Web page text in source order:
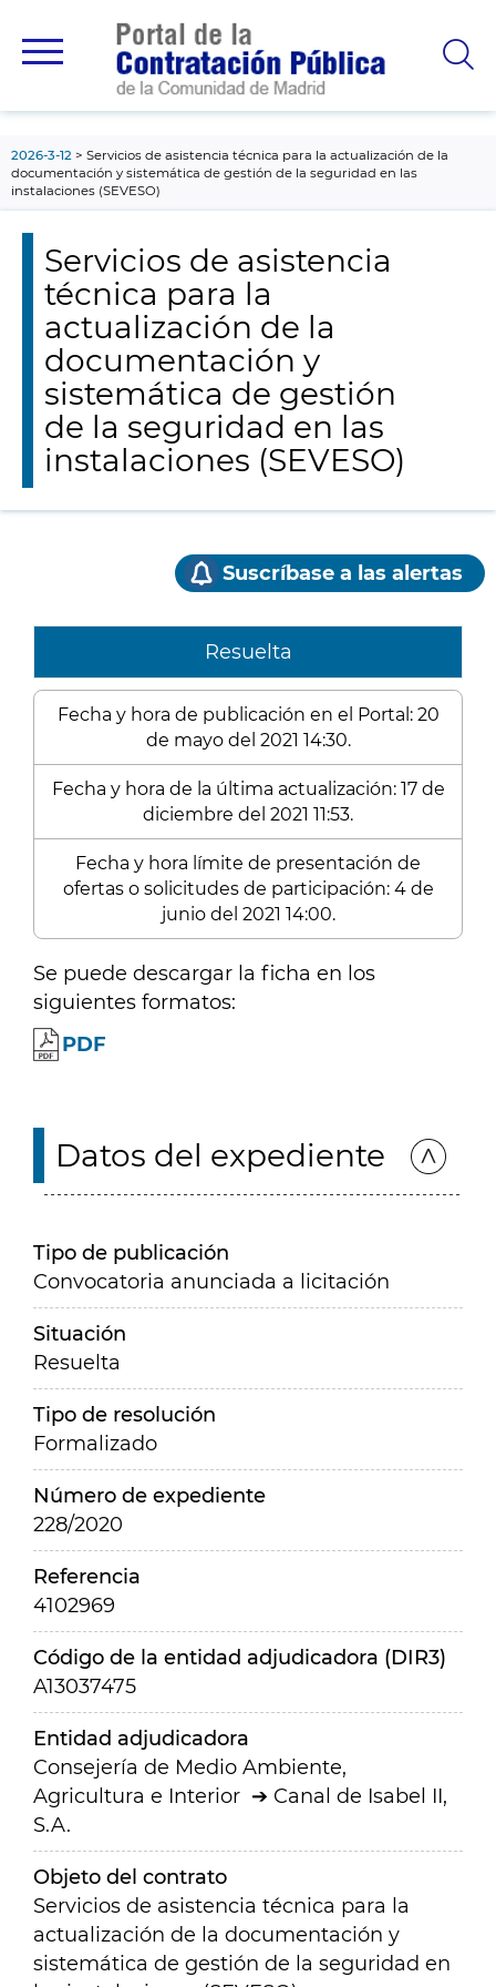
principal
2026-3-12
Servicios de asistencia técnica para la actualización de la
documentación y sistemática de gestión de la seguridad en las
instalaciones (SEVESO)
Servicios de asistencia
técnica para la
actualización de la
documentación y
sistemática de gestión
de la seguridad en las
instalaciones (SEVESO)
Suscríbase a las alertas
Resuelta
Fecha y hora de publicación en el Portal: 20
de mayo del 2021 14:30.
Fecha y hora de la última actualización: 17 de
diciembre del 2021 11:53.
Fecha y hora límite de presentación de
ofertas o solicitudes de participación: 4 de
junio del 2021 14:00.
Se puede descargar la ficha en los
siguientes formatos:
PDF
Datos del expediente
Tipo de publicación
Convocatoria anunciada a licitación
Situación
Resuelta
Tipo de resolución
Formalizado
Número de expediente
228/2020
Referencia
4102969
Código de la entidad adjudicadora (DIR3)
A13037475
Entidad adjudicadora
Consejería de Medio Ambiente,
Agricultura e Interior
Canal de Isabel II,
S.A.
Objeto del contrato
Servicios de asistencia técnica para la
actualización de la documentación y
sistemática de gestión de la seguridad en